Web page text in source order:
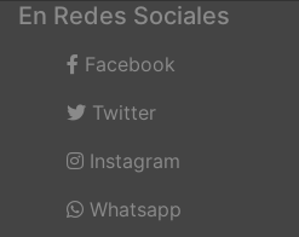
En Redes Sociales
Facebook
Twitter
Instagram
Whatsapp